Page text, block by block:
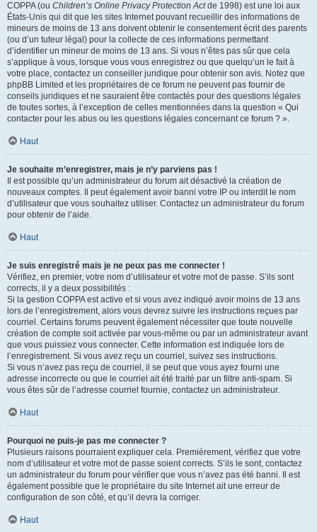
COPPA (ou Children’s Online Privacy Protection Actde 1998) est une loi aux
États-Unis qui dit que les sites Internet pouvant recueillir des informations de
mineurs de moins de 13 ans doivent obtenir le consentement écrit des parents
(ou d’un tuteur légal) pour la collecte de ces informations permettant
d’identifier un mineur de moins de 13 ans. Si vous n’êtes pas sûr que cela
s’applique à vous, lorsque vous vous enregistrez ou que quelqu’un le fait à
votre place, contactez un conseiller juridique pour obtenir son avis. Notez que
phpBB Limited et les propriétaires de ce forum ne peuvent pas fournir de
conseils juridiques et ne sauraient être contactés pour des questions légales
de toutes sortes, à l’exception de celles mentionnées dans la question « Qui
contacter pour les abus ou les questions légales concernant ce forum ? ».
Haut
Je souhaite m’enregistrer, mais je n’y parviens pas !
Il est possible qu’un administrateur du forum ait désactivé la création de
nouveaux comptes. Il peut également avoir banni votre IP ou interdit le nom
d’utilisateur que vous souhaitez utiliser. Contactez un administrateur du forum
pour obtenir de l’aide.
Haut
Je suis enregistré mais je ne peux pas me connecter !
Vérifiez, en premier, votre nom d’utilisateur et votre mot de passe. S’ils sont
corrects, il y a deux possibilités :
Si la gestion COPPA est active et si vous avez indiqué avoir moins de 13 ans
lors de l’enregistrement, alors vous devrez suivre les instructions reçues par
courriel. Certains forums peuvent également nécessiter que toute nouvelle
création de compte soit activée par vous-même ou par un administrateur avant
que vous puissiez vous connecter. Cette information est indiquée lors de
l’enregistrement. Si vous avez reçu un courriel, suivez ses instructions.
Si vous n’avez pas reçu de courriel, il se peut que vous ayez fourni une
adresse incorrecte ou que le courriel ait été traité par un filtre anti-spam. Si
vous êtes sûr de l’adresse courriel fournie, contactez un administrateur.
Haut
Pourquoi ne puis-je pas me connecter ?
Plusieurs raisons pourraient expliquer cela. Premièrement, vérifiez que votre
nom d’utilisateur et votre mot de passe soient corrects. S’ils le sont, contactez
un administrateur du forum pour vérifier que vous n’avez pas été banni. Il est
également possible que le propriétaire du site Internet ait une erreur de
configuration de son côté, et qu’il devra la corriger.
Haut